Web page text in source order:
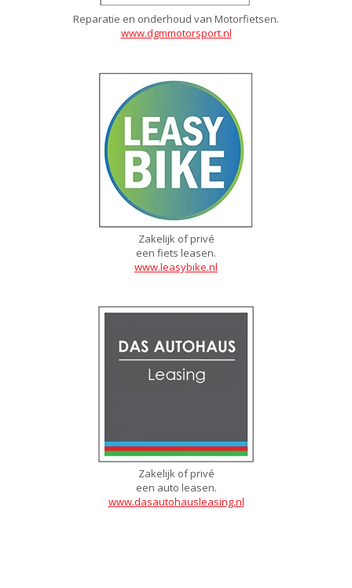
Reparatie en onderhoud van Motorfietsen.
www.dgmmotorsport.nl
Zakelijk of privé
een fiets leasen.
www.leasybike.nl
Zakelijk of privé
een auto leasen.
www.dasautohausleasing.nl